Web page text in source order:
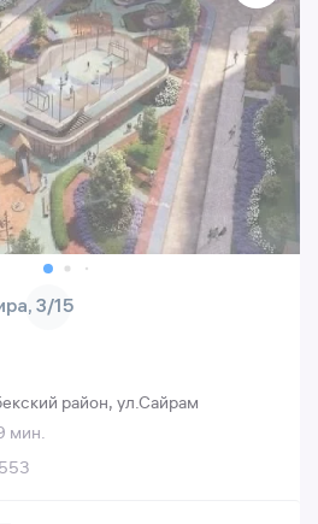
3/15
район, ул.Сайрам
мин.